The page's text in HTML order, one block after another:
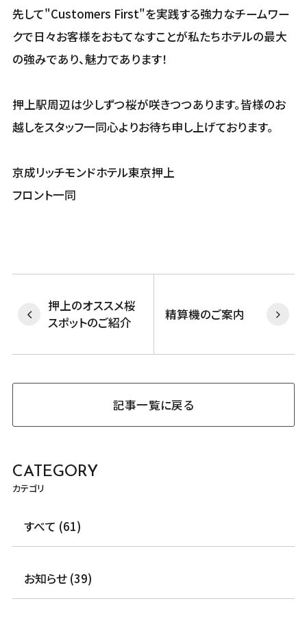
先して"Customers First"を実践する強力なチームワー
クで日々お客様をおもてなすことが私たちホテルの最大
の強みであり、魅力であります！
押上駅周辺は少しずつ桜が咲きつつあります。皆様のお
越しをスタッフ一同心よりお待ち申し上げております。
京成リッチモンドホテル東京押上
フロント一同
押上のオススメ桜
スポットのご紹介
精算機のご案内
記事一覧に戻る
CATEGORY
カテゴリ
すべて (61)
お知らせ (39)